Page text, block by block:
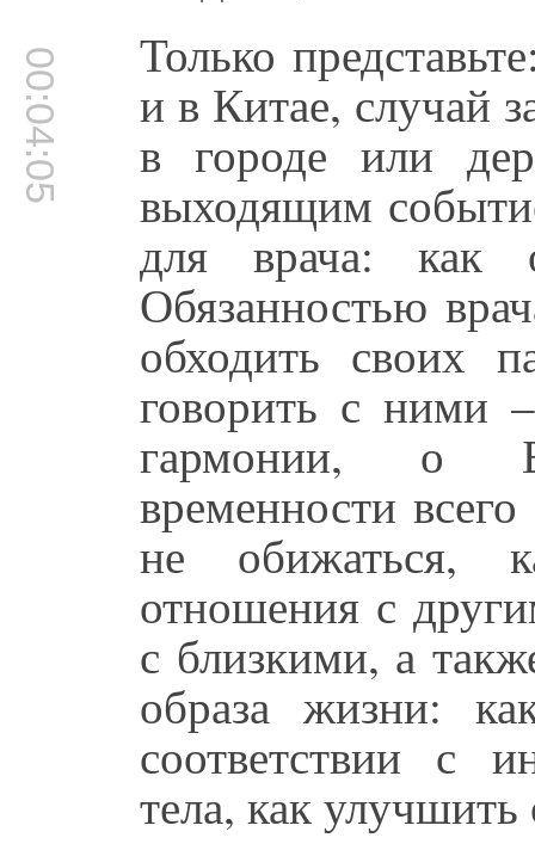
00:04:05 Только
и в Китае, случай
в городе или
выходящим
для врача: как
Обязанностью
обходить своих
говорить с ними
гармонии, о
временности
не обижаться,
отношения с
с близкими, а
образа жизни:
соответствии с
тела, как